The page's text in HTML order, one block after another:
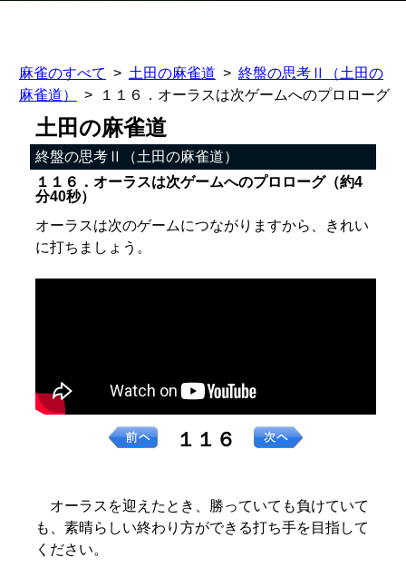
麻雀のすべて 土田の麻雀道
終盤の思考Ⅱ（土田の
麻雀道）
１１６．オーラスは次ゲームへのプロローグ
土田の麻雀道
終盤の思考Ⅱ（土田の麻雀道）
１１６．オーラスは次ゲームへのプロローグ（約4
分40秒）
オーラスは次のゲームにつながりますから、きれい
に打ちましょう。
１１６
オーラスを迎えたとき、勝っていても負けていて
も、素晴らしい終わり方ができる打ち手を目指して
ください。